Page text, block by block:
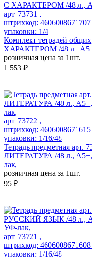
арт. 73731 ,
штрихкод: 4606008671707
упаковки: 1/4
Комплект тетрадей
ХАРАКТЕРОМ /48 л., А5+,
розничная цена за 1шт.
1 553 ₽
арт. 73722 ,
штрихкод: 4606008671615
упаковки: 1/16/48
Тетрадь предметная
ЛИТЕРАТУРА /48 л., А5+,
лак,
розничная цена за 1шт.
95 ₽
арт. 73721 ,
штрихкод: 4606008671608
упаковки: 1/16/48